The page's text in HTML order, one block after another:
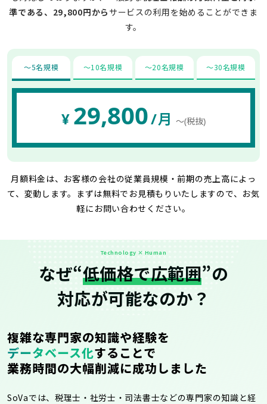
準である、29,800円から サービスの利用を始めることができま
す。
〜5名規模 〜10名規模 〜20名規模 〜30名規模
¥ 29,800/月 〜(税抜)
月額料金は、お客様の会社の従業員規模・前期の売上高によっ
て、変動します。 まずは無料でお見積もりいたしますので、お気
軽にお問い合わせください。
Technology × Human
なぜ“低価格で広範囲”の
対応が可能なのか？
複雑な専門家の知識や経験を
データベース化することで
業務時間の大幅削減に成功しました
SoVaでは、税理士・社労士・司法書士などの専門家の知識と経